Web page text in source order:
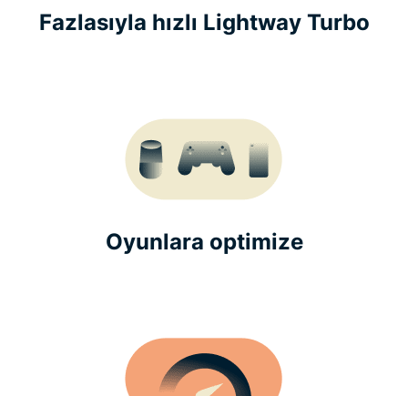
Fazlasıyla hızlı Lightway Turbo
Oyunlara optimize